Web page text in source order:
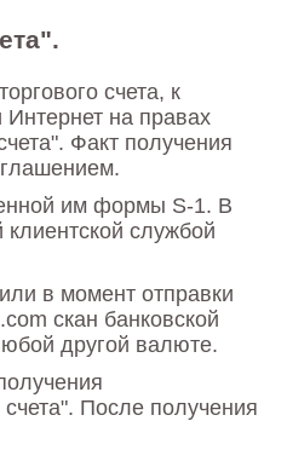
счета, к
на правах
Факт получения
им формы S-1. В
службой
в момент отправки
скан банковской
другой валюте.
После получения